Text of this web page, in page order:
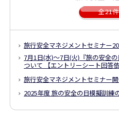
全21件
旅行安全マネジメントセミナー
7月1日(水)～7日(火) 『旅の安全
ついて
【エントリーシート回答依
旅行安全マネジメントセミナー
2025年度 旅の安全の日模擬訓練